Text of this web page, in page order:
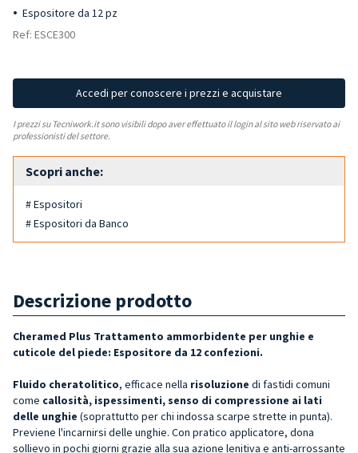
Espositore da 12 pz
Ref: ESCE300
Accedi per conoscere i prezzi e acquistare
I prezzi su Tecniwork.it sono visibili dopo aver effettuato il login al sito web riservato ai
professionisti del settore.
Scopri anche:
# Espositori
# Espositori da Banco
Descrizione prodotto
Cheramed Plus Trattamento ammorbidente per unghie e
cuticole del piede: Espositore da 12 confezioni.
Fluido cheratolitico, efficace nella risoluzione di fastidi comuni
come callosità, ispessimenti, senso di compressione ai lati
delle unghie (soprattutto per chi indossa scarpe strette in punta).
Previene l'incarnirsi delle unghie. Con pratico applicatore, dona
sollievo in pochi giorni grazie alla sua azione lenitiva e anti-arrossante